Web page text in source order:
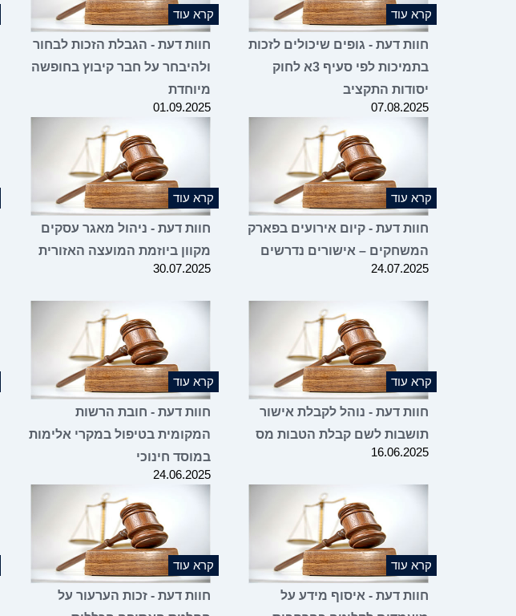
קרא עוד
חוות דעת - גופים שיכולים לזכות
בתמיכות לפי סעיף 3א לחוק
יסודות התקציב
07.08.2025
קרא עוד
חוות דעת - הגבלת הזכות לבחור
ולהיבחר על חבר קיבוץ בחופשה
מיוחדת
01.09.2025
קרא עוד
חוות דעת - קיום אירועים בפארק
המשחקים – אישורים נדרשים
24.07.2025
קרא עוד
חוות דעת - ניהול מאגר עסקים
מקוון ביוזמת המועצה האזורית
30.07.2025
קרא עוד
חוות דעת - נוהל לקבלת אישור
תושבות לשם קבלת הטבות מס
16.06.2025
קרא עוד
חוות דעת - חובת הרשות
המקומית בטיפול במקרי אלימות
במוסד חינוכי
24.06.2025
קרא עוד
חוות דעת - איסוף מידע על
קרא עוד
חוות דעת - זכות הערעור על